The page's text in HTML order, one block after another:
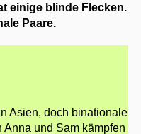
einige blinde Flecken.
Paare.
Asien, doch binationale
und Sam kämpfen